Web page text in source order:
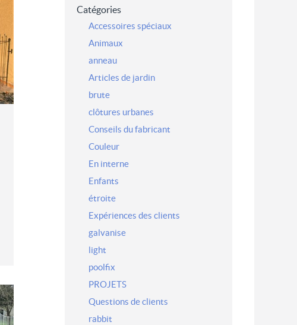
Catégories
Accessoires spéciaux
Animaux
anneau
Articles de jardin
brute
clôtures urbanes
Conseils du fabricant
Couleur
En interne
Enfants
étroite
Expériences des clients
galvanise
light
poolfix
PROJETS
Questions de clients
rabbit